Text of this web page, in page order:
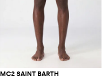
MC2 SAINT BARTH